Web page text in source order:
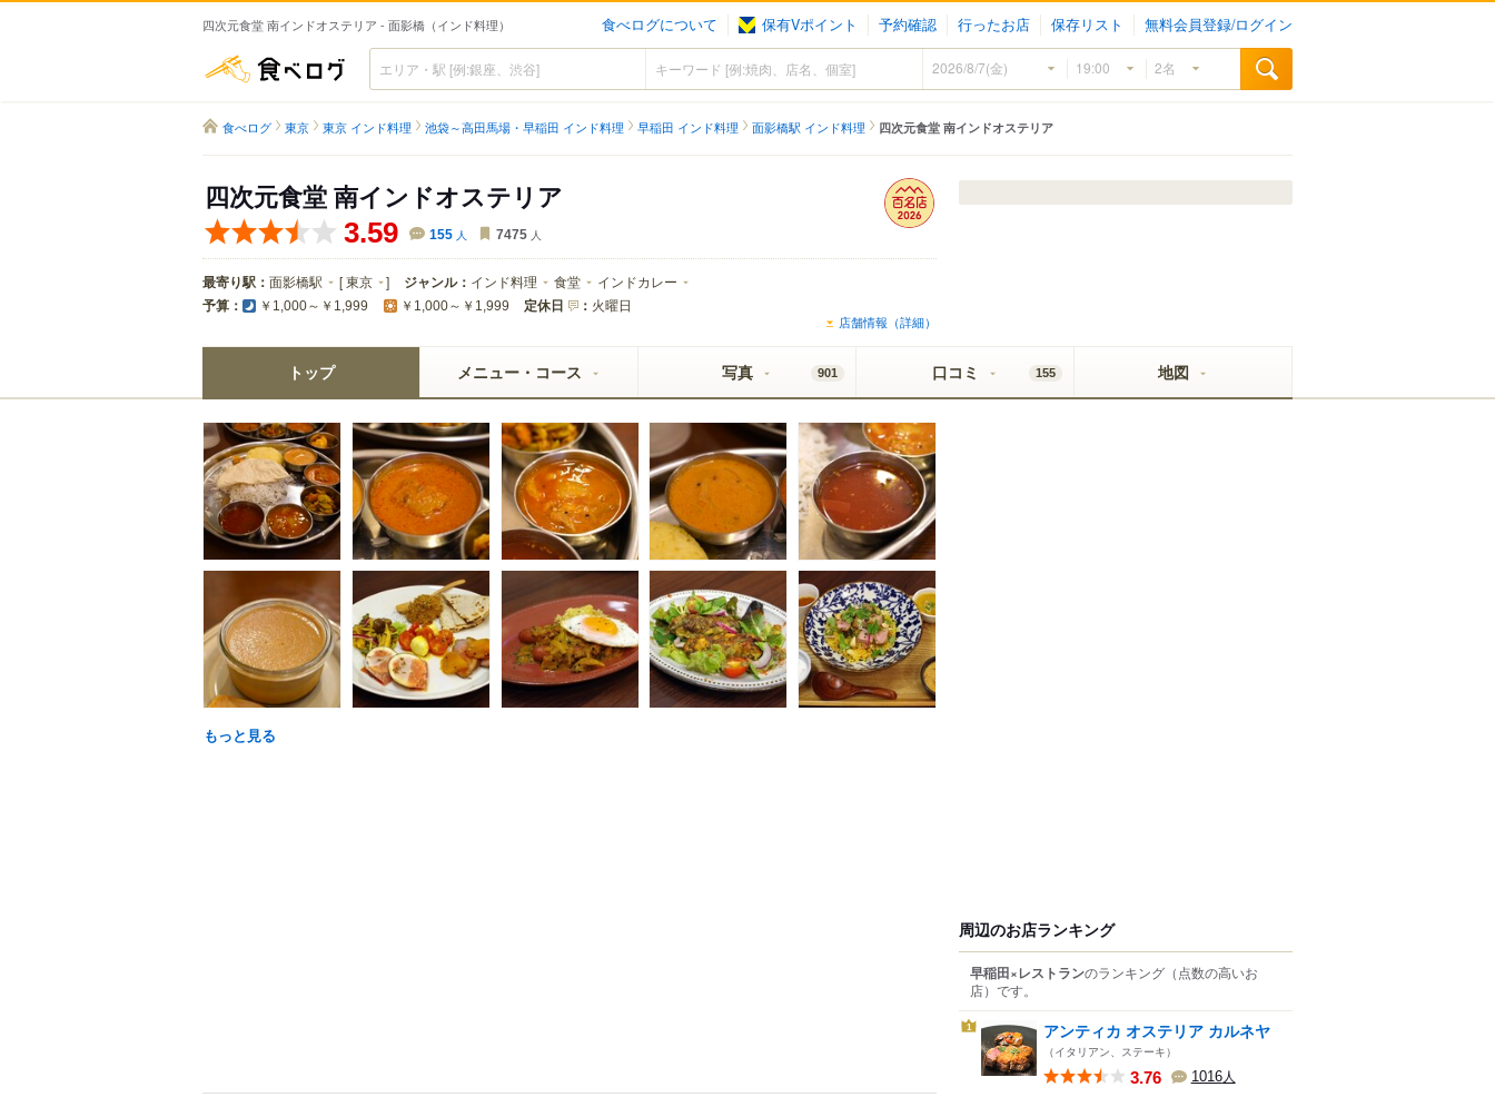
四次元食堂 南インドオステリア - 面影橋（インド料理） 食べログについて 保有Vポイント 予約確認 行ったお店 保存リスト 無料会員登録/ログイン
食べログ
食べログ 東京 東京 インド料理 池袋～高田馬場・早稲田 インド料理 早稲田 インド料理 面影橋駅 インド料理 四次元食堂 南インドオステリア
四次元食堂 南インドオステリア
3.59 155 人 7475 人
最寄り駅： 面影橋駅 [東京 ] ジャンル： インド料理 食堂 インドカレー
予算： ￥1,000～￥1,999 ￥1,000～￥1,999 定休日 ： 火曜日
店舗情報（詳細）
トップ メニュー・コース 写真 901 口コミ 155 地図
もっと見る
周辺のお店ランキング
早稲田×レストランのランキング （点数の高いお
店） です。
1 アンティカ オステリア カルネヤ
（イタリアン、ステーキ）
3.76 1016人